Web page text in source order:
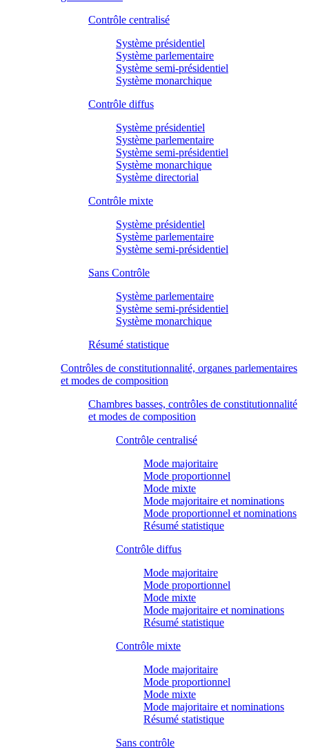
Contrôle centralisé
Système présidentiel
Système parlementaire
Système semi-présidentiel
Système monarchique
Contrôle diffus
Système présidentiel
Système parlementaire
Système semi-présidentiel
Système monarchique
Système directorial
Contrôle mixte
Système présidentiel
Système parlementaire
Système semi-présidentiel
Sans Contrôle
Système parlementaire
Système semi-présidentiel
Système monarchique
Résumé statistique
Contrôles de constitutionnalité, organes parlementaires
et modes de composition
Chambres basses, contrôles de constitutionnalité
et modes de composition
Contrôle centralisé
Mode majoritaire
Mode proportionnel
Mode mixte
Mode majoritaire et nominations
Mode proportionnel et nominations
Résumé statistique
Contrôle diffus
Mode majoritaire
Mode proportionnel
Mode mixte
Mode majoritaire et nominations
Résumé statistique
Contrôle mixte
Mode majoritaire
Mode proportionnel
Mode mixte
Mode majoritaire et nominations
Résumé statistique
Sans contrôle